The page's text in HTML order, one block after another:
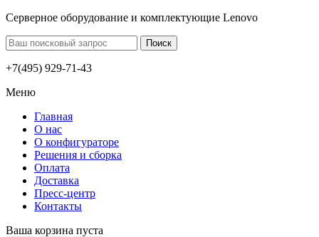
Серверное оборудование и комплектующие Lenovo
+7(495) 929-71-43
Меню
Главная
О нас
О конфигураторе
Решения и сборка
Оплата
Доставка
Пресс-центр
Контакты
Ваша корзина пуста